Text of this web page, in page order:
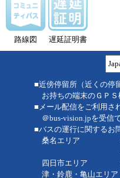
路線図 遅延証明書
■近傍停留所（近くの停
お持ちの端末のＧＰＳ
■メール配信をご利用さ
＠bus-vision.jpを受信
■バスの運行に関するお
桑名エリア ：桑
：八風バ
四日市エリア ：四
津・鈴鹿・亀山エリ